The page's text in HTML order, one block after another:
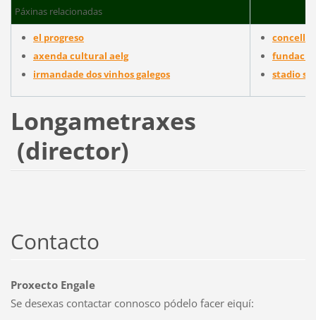
Páxinas relacionadas
el progreso
axenda cultural aelg
irmandade dos vinhos galegos
concello
stadio
Longametraxes
(director)
Contacto
Proxecto Engale
Se desexas contactar connosco pódelo facer eiquí: